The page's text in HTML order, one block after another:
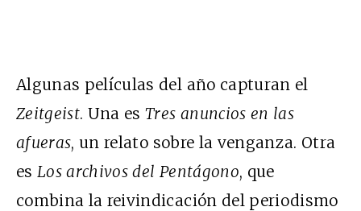
Algunas películas del año capturan el
Zeitgeist. Una esTres anuncios en las
afueras, un relato sobre la venganza. Otra
es Los archivos del Pentágono, que
combina la reivindicación del periodismo